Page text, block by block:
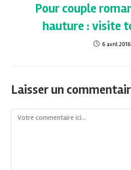
Pour couple
hauture : visite
6 avril 2016
Laisser un